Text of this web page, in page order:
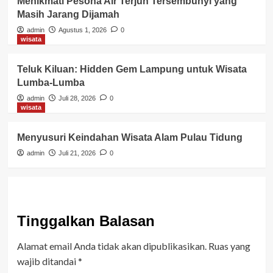
Masih Jarang Dijamah
admin Agustus 1, 2026
0
wisata
Teluk Kiluan: Hidden Gem Lampung untuk Wisata
Lumba-Lumba
admin Juli 28, 2026
0
wisata
Menyusuri Keindahan Wisata Alam Pulau Tidung
admin Juli 21, 2026 0
Tinggalkan Balasan
Alamat email Anda tidak akan dipublikasikan. Ruas yang
wajib ditandai*